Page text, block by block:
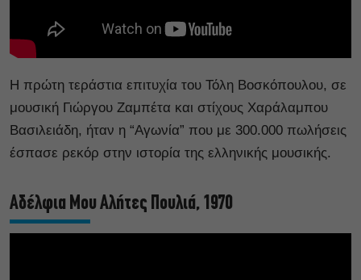
Η πρώτη τεράστια επιτυχία του Τόλη Βοσκόπουλου, σε
μουσική Γιώργου Ζαμπέτα και στίχους Χαράλαμπου
Βασιλειάδη, ήταν η “Αγωνία” που με 300.000 πωλήσεις
έσπασε ρεκόρ στην ιστορία της ελληνικής μουσικής.
Αδέλφια Μου Αλήτες Πουλιά, 1970